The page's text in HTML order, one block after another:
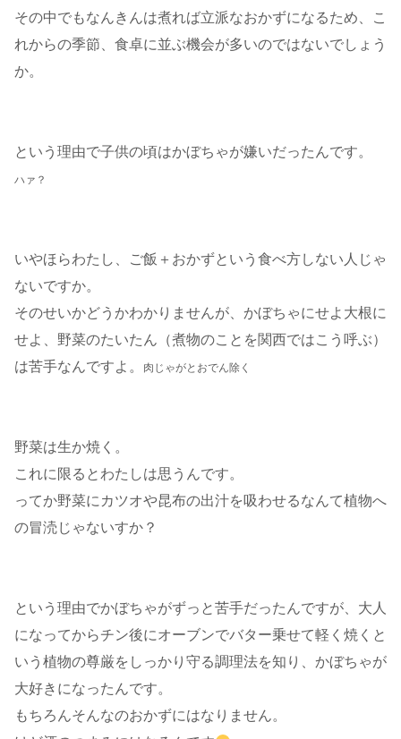
その中でもなんきんは煮れば立派なおかずになるため、こ
れからの季節、食卓に並ぶ機会が多いのではないでしょう
か。
という理由で子供の頃はかぼちゃが嫌いだったんです。
ハァ？
いやほらわたし、ご飯＋おかずという食べ方しない人じゃ
ないですか。
そのせいかどうかわかりませんが、かぼちゃにせよ大根に
せよ、野菜のたいたん（煮物のことを関西ではこう呼ぶ）
は苦手なんですよ。
肉じゃがとおでん除く
野菜は生か焼く。
これに限るとわたしは思うんです。
ってか野菜にカツオや昆布の出汁を吸わせるなんて植物へ
の冒涜じゃないすか？
という理由でかぼちゃがずっと苦手だったんですが、大人
になってからチン後にオーブンでバター乗せて軽く焼くと
いう植物の尊厳をしっかり守る調理法を知り、かぼちゃが
大好きになったんです。
もちろんそんなのおかずにはなりません。